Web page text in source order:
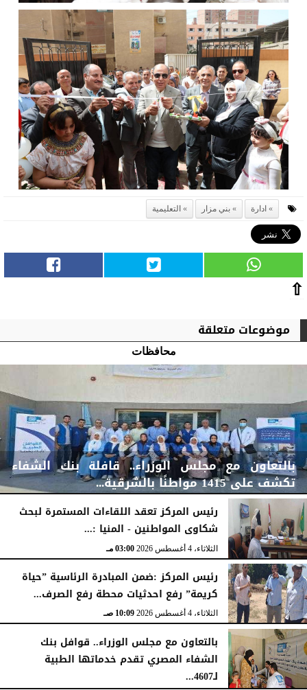
ادارة بني مزار التعليمية
⇧
موضوعات متعلقة
محافظات
بالتعاون مع مجلس الوزراء.. قافلة بنك الشفاء
تكشف على 1415 مواطنًا بالشرقية...
الخميس، 6 أغسطس 2026 04:59 مـ
رئيس المركز تعقد اللقاءات المستمرة لبحث
شكاوى المواطنين - المنيا :...
الثلاثاء، 4 أغسطس 2026 03:00 مـ
رئيس المركز :ضمن المبادرة الرئاسية ”حياة
كريمة” رفع احدثيات محطة رفع الصرف...
الثلاثاء، 4 أغسطس 2026 10:09 صـ
بالتعاون مع مجلس الوزراء.. قوافل بنك
الشفاء المصري تقدم خدماتها الطبية
لـ4607...